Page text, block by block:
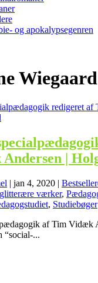
og apokalypsegenren
Wiegaard
|
| jan 4, 2020 |
værker,
, Studiebøger
af Tim Vidæk
“social-...